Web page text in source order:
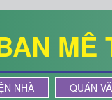
MÊ
NHÀ QUÁN